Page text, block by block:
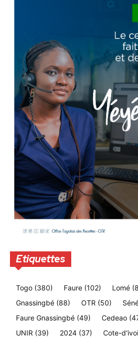
Etiquettes
Togo (380) Faure (102) Lomé
Gnassingbé (88) OTR (50)
Faure Gnassingbé (49) Cedeao
UNIR (39) 2024 (37) Cote-